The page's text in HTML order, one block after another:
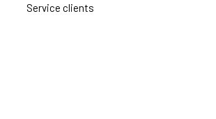
Service clients